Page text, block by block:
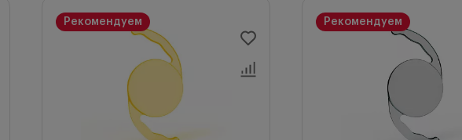
Рекомендуем Рекомендуем